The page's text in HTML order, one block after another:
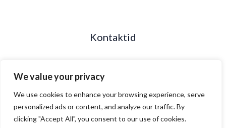
We value your privacy
We use cookies to enhance your browsing experience, serve
personalized ads or content, and analyze our traffic. By
clicking "Accept All", you consent to our use of cookies.
Kontaktid
Maakri 19/2, Tallinn, Estonia
E- R 10.00 - 18.00